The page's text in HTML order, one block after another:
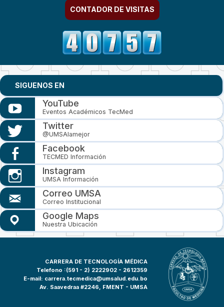
CONTADOR DE VISITAS
SIGUENOS EN
YouTube
Eventos Académicos TecMed
Twitter
@UMSAlamejor
Facebook
TECMED Información
Instagram
UMSA Información
Correo UMSA
Correo Institucional
Google Maps
Nuestra Ubicación
CARRERA DE TECNOLOGÍA MÉDICA
Telefono :(591 - 2) 2222902 - 2612359
E-mail: carrera.tecmedica@umsalud.edu.bo
Av. Saavedraa #2246, FMENT - UMSA